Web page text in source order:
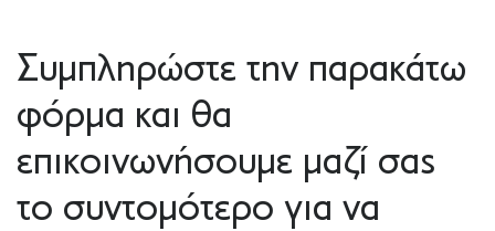
Συμπληρώστε την παρακάτω
φόρμα και θα
επικοινωνήσουμε μαζί σας
το συντομότερο για να